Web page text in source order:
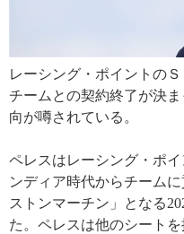
レーシング・ポイントの
チームとの契約終了が決
向が噂されている。
ペレスはレーシング・ポ
ンディア時代からチーム
ストンマーチン」となる
た。ペレスは他のシート